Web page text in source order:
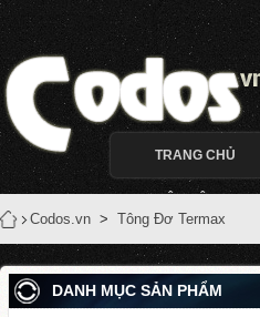
TRANG CHỦ
Codos.vn > Tông Đơ Termax
DANH MỤC SẢN PHẨM